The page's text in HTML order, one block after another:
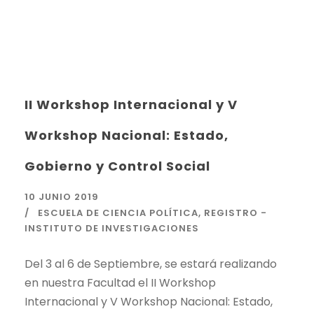
II Workshop Internacional y V
Workshop Nacional: Estado,
Gobierno y Control Social
10 JUNIO 2019
ESCUELA DE CIENCIA POLÍTICA, REGISTRO -
INSTITUTO DE INVESTIGACIONES
Del 3 al 6 de Septiembre, se estará realizando
en nuestra Facultad el II Workshop
Internacional y V Workshop Nacional: Estado,